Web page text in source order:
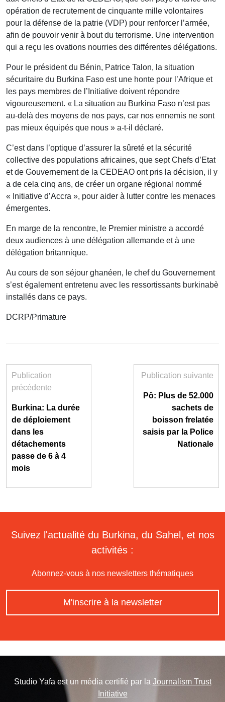
opération de recrutement de cinquante mille volontaires
pour la défense de la patrie (VDP) pour renforcer l’armée,
afin de pouvoir venir à bout du terrorisme. Une intervention
qui a reçu les ovations nourries des différentes délégations.
Pour le président du Bénin, Patrice Talon, la situation
sécuritaire du Burkina Faso est une honte pour l’Afrique et
les pays membres de l’Initiative doivent répondre
vigoureusement. « La situation au Burkina Faso n’est pas
au-delà des moyens de nos pays, car nos ennemis ne sont
pas mieux équipés que nous » a-t-il déclaré.
C’est dans l’optique d’assurer la sûreté et la sécurité
collective des populations africaines, que sept Chefs d’Etat
et de Gouvernement de la CEDEAO ont pris la décision, il y
a de cela cinq ans, de créer un organe régional nommé
« Initiative d’Accra », pour aider à lutter contre les menaces
émergentes.
En marge de la rencontre, le Premier ministre a accordé
deux audiences à une délégation allemande et à une
délégation britannique.
Au cours de son séjour ghanéen, le chef du Gouvernement
s’est également entretenu avec les ressortissants burkinabè
installés dans ce pays.
DCRP/Primature
Publication
précédente
Burkina: La durée
de déploiement
dans les
détachements
passe de 6 à 4
mois
Publication suivante
Pô: Plus de 52.000
sachets de
boisson frelatée
saisis par la Police
Nationale
Suivez l'actualité du Burkina, du Sahel, et nos
activités :
Abonnez-vous à nos newsletters thématiques
M'inscrire à la newsletter
Studio Yafa est un média certifié par la Journalism Trust
Initiative